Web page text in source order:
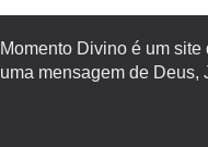
Momento Divino é um
uma mensagem de Deus,